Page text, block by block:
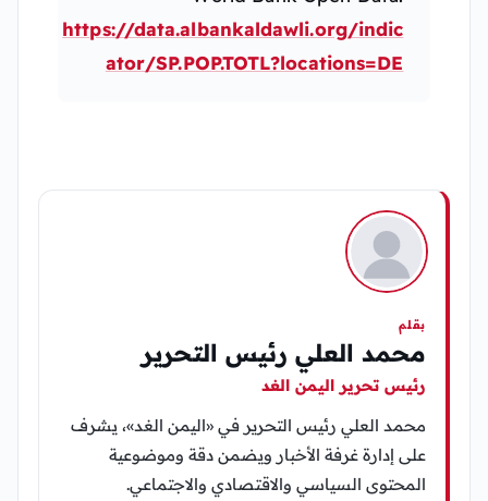
https://data.albankaldawli.org/indic
ator/SP.POP.TOTL?locations=DE
بقلم
محمد العلي رئيس التحرير
رئيس تحرير اليمن الغد
محمد العلي رئيس التحرير في «اليمن الغد»، يشرف
على إدارة غرفة الأخبار ويضمن دقة وموضوعية
المحتوى السياسي والاقتصادي والاجتماعي.